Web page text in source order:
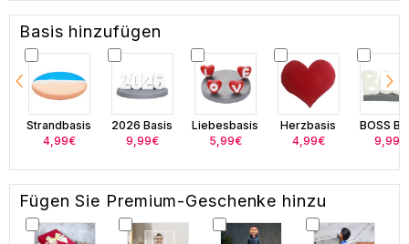
Basis hinzufügen
Strandbasis
4,99€
2026 Basis
9,99€
Liebesbasis
5,99€
Herzbasis
4,99€
BOSS
9,99€
Fügen Sie Premium-Geschenke hinzu